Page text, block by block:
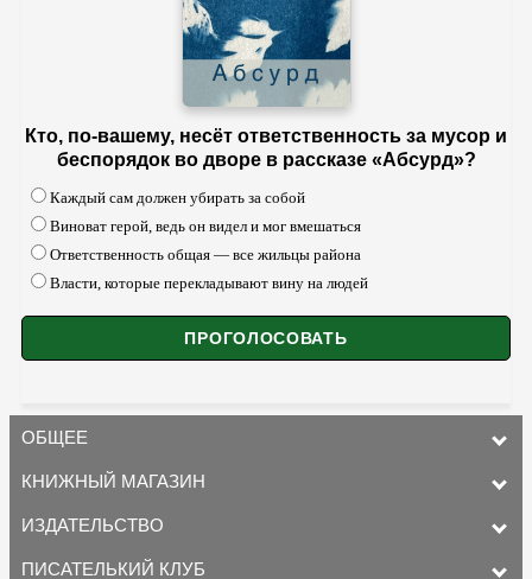
Кто, по-вашему, несёт ответственность за мусор и
беспорядок во дворе в рассказе «Абсурд»?
Каждый сам должен убирать за собой
Виноват герой, ведь он видел и мог вмешаться
Ответственность общая — все жильцы района
Власти, которые перекладывают вину на людей
ОБЩЕЕ
КНИЖНЫЙ МАГАЗИН
ИЗДАТЕЛЬСТВО
ПИСАТЕЛЬКИЙ КЛУБ